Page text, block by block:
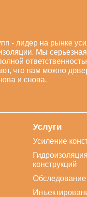
- лидер на рынке
Мы
что нам можно
и снова.
Услуги
Усиление
Гидроизоляция
конструкций
Обследование